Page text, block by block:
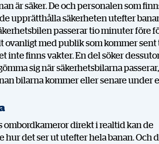
är säker. De och personalen som
upprätthålla säkerheten utefter
passerar tio minuter före
ovanligt med publik som kommer sent
inte finns vakter. En del söker
sig när säkerhetsbilarna
bilarna kommer eller senare under
ombordkameror direkt i realtid kan de
hur det ser ut utefter hela banan. Och